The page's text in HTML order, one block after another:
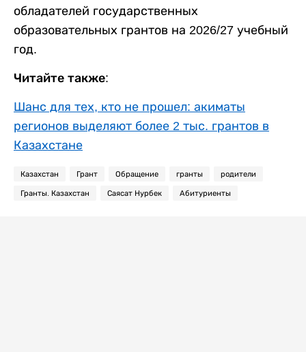
обладателей государственных
образовательных грантов на 2026/27 учебный
год.
Читайте также:
Шанс для тех, кто не прошел: акиматы
регионов выделяют более 2 тыс. грантов в
Казахстане
Казахстан Грант Обращение гранты родители
Гранты. Казахстан Саясат Нурбек Абитуриенты